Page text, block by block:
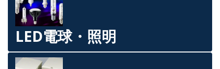
LED電球・照明